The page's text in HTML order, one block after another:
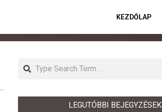
KEZDŐLAP
Search
LEGUTÓBBI BEJEGYZÉSEK